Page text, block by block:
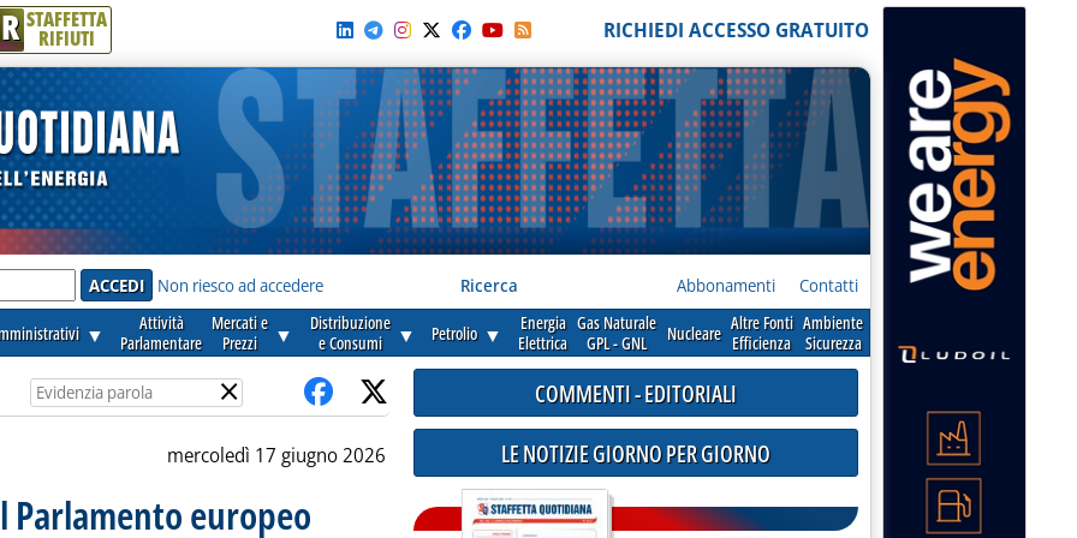
R STAFFETTA
RIFIUTI RICHIEDI ACCESSO GRATUITO
Non riesco ad accedere Ricerca Abbonamenti Contatti
▼
Attività
Parlamentare
Mercati e
Prezzi
▼
Distribuzione
e Consumi
▼ Petrolio ▼
Energia
Elettrica
Gas Naturale
GPL - GNL
Nucleare Altre Fonti
Efficienza
Ambiente
Sicurezza
×
mercoledì 17 giugno 2026
Parlamento europeo
COMMENTI - EDITORIALI
LE NOTIZIE GIORNO PER GIORNO